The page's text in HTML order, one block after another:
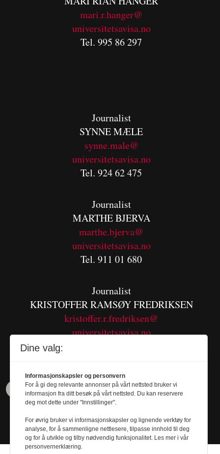
mari.r.hanger@
universitetsavisa.no
Tel. 995 86 297
Journalist
SYNNE MÆLE
synne.male@
universitetsavisa.no
Tel. 924 62 475
Journalist
MARTHE BJERVA
marthe.bjerva@
universitetsavisa.no
Tel. 911 01 680
Journalist
KRISTOFFER RAMSØY FREDRIKSEN
kristoffer.r.fredriksen@
universitetsavisa.no
Dine valg:
Informasjonskapsler og personvern
For å gi deg relevante annonser på vårt nettsted bruker vi
informasjon fra ditt besøk på vårt nettsted. Du kan reservere
deg mot dette under "Innstillinger".
For øvrig bruker vi informasjonskapsler og lignende verktøy for
analyse, for å sammenligne nettlesere, tilpasse innhold til deg
og for å utvikle og tilby nødvendig funksjonalitet. Les mer i vår
personvernerklæring.